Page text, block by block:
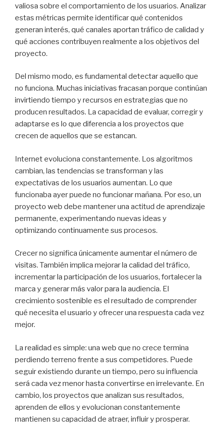
valiosa sobre el comportamiento de los usuarios. Analizar
estas métricas permite identificar qué contenidos
generan interés, qué canales aportan tráfico de calidad y
qué acciones contribuyen realmente a los objetivos del
proyecto.
Del mismo modo, es fundamental detectar aquello que
no funciona. Muchas iniciativas fracasan porque continúan
invirtiendo tiempo y recursos en estrategias que no
producen resultados. La capacidad de evaluar, corregir y
adaptarse es lo que diferencia a los proyectos que
crecen de aquellos que se estancan.
Internet evoluciona constantemente. Los algoritmos
cambian, las tendencias se transforman y las
expectativas de los usuarios aumentan. Lo que
funcionaba ayer puede no funcionar mañana. Por eso, un
proyecto web debe mantener una actitud de aprendizaje
permanente, experimentando nuevas ideas y
optimizando continuamente sus procesos.
Crecer no significa únicamente aumentar el número de
visitas. También implica mejorar la calidad del tráfico,
incrementar la participación de los usuarios, fortalecer la
marca y generar más valor para la audiencia. El
crecimiento sostenible es el resultado de comprender
qué necesita el usuario y ofrecer una respuesta cada vez
mejor.
La realidad es simple: una web que no crece termina
perdiendo terreno frente a sus competidores. Puede
seguir existiendo durante un tiempo, pero su influencia
será cada vez menor hasta convertirse en irrelevante. En
cambio, los proyectos que analizan sus resultados,
aprenden de ellos y evolucionan constantemente
mantienen su capacidad de atraer, influir y prosperar.